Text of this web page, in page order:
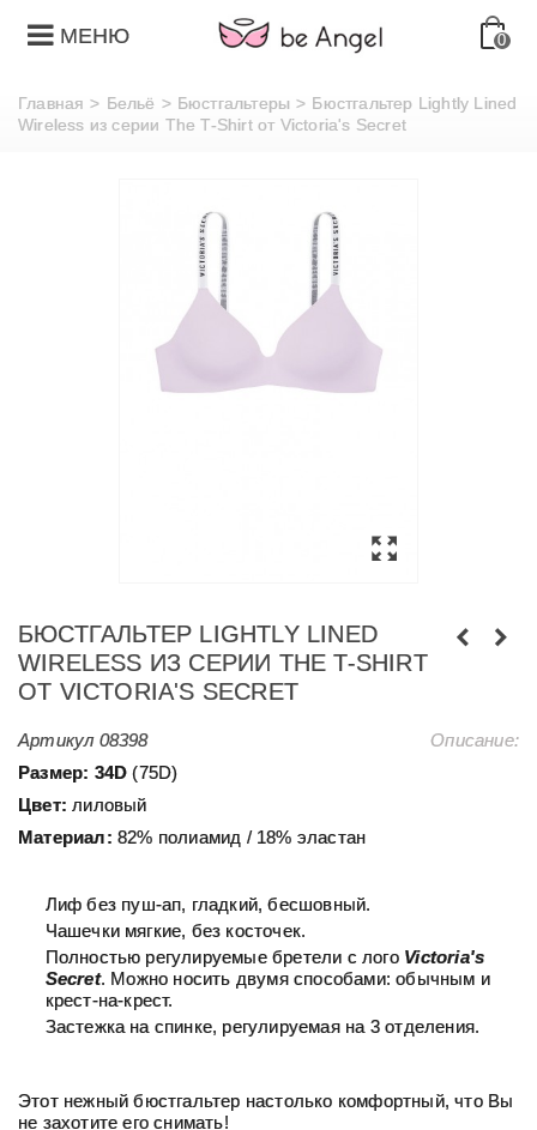
МЕНЮ 0
Главная > Бельё > Бюстгальтеры > Бюстгальтер Lightly Lined
Wireless из серии The T-Shirt от Victoria's Secret
БЮСТГАЛЬТЕР LIGHTLY LINED
WIRELESS ИЗ СЕРИИ THE T-SHIRT
ОТ VICTORIA'S SECRET
Артикул 08398
Описание:
Размер: 34D (75D)
Цвет:лиловый
Материал: 82% полиамид / 18% эластан
Лиф без пуш-ап, гладкий, бесшовный.
Чашечки мягкие, без косточек.
Полностью регулируемые бретели с логоVictoria's
Secret. Можно носить двумя способами: обычным и
крест-на-крест.
Застежка на спинке, регулируемая на 3 отделения.
Этот нежный бюстгальтер настолько комфортный, что Вы
не захотите его снимать!